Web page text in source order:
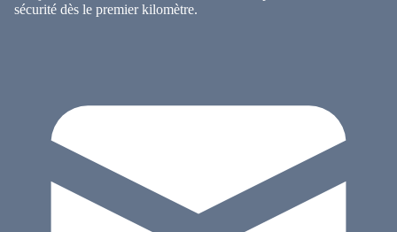
sécurité dès le premier kilomètre.